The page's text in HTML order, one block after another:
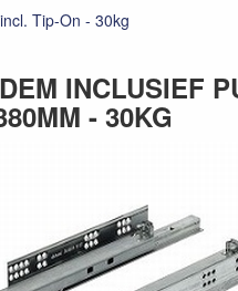
Tip-On - 30kg
INCLUSIEF
- 30KG